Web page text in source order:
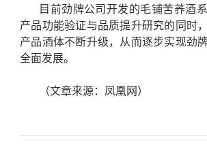
目前劲牌公司开发的毛铺苦荞酒
产品功能验证与品质提升研究的同时
产品酒体不断升级，从而逐步实现劲
全面发展。
（文章来源：凤凰网 ）